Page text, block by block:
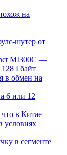
на
шутер от
MI300C —
Гбайт
в обмен на
6 или 12
что в Китае
условиях
в сегменте